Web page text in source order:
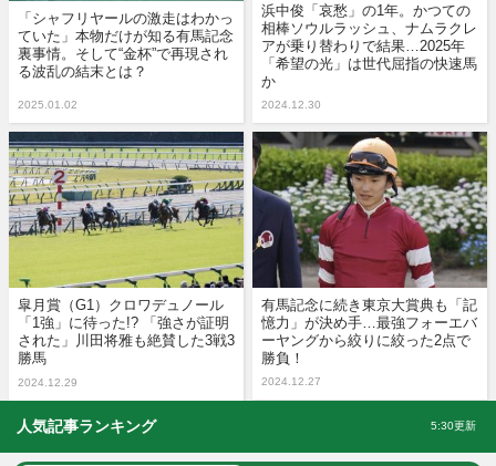
「シャフリヤールの激走はわかっ
ていた」本物だけが知る有馬記念
裏事情。そして“金杯”で再現され
る波乱の結末とは？
2025.01.02
浜中俊「哀愁」の1年。かつての
相棒ソウルラッシュ、ナムラクレ
アが乗り替わりで結果…2025年
「希望の光」は世代屈指の快速馬
か
2024.12.30
皐月賞（G1）クロワデュノール
「1強」に待った!? 「強さが証明
された」川田将雅も絶賛した3戦3
勝馬
2024.12.29
有馬記念に続き東京大賞典も「記
憶力」が決め手…最強フォーエバ
ーヤングから絞りに絞った2点で
勝負！
2024.12.27
人気記事ランキング 5:30更新